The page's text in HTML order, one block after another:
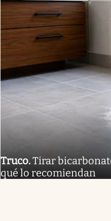
Truco.Tirar
qué lo recomiendan